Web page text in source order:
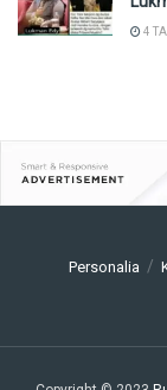
4
Personalia